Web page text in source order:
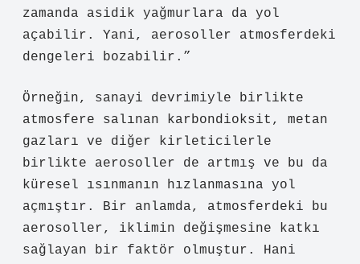
zamanda asidik yağmurlara da yol
açabilir. Yani, aerosoller atmosferdeki
dengeleri bozabilir.”
Örneğin, sanayi devrimiyle birlikte
atmosfere salınan karbondioksit, metan
gazları ve diğer kirleticilerle
birlikte aerosoller de artmış ve bu da
küresel ısınmanın hızlanmasına yol
açmıştır. Bir anlamda, atmosferdeki bu
aerosoller, iklimin değişmesine katkı
sağlayan bir faktör olmuştur. Hani